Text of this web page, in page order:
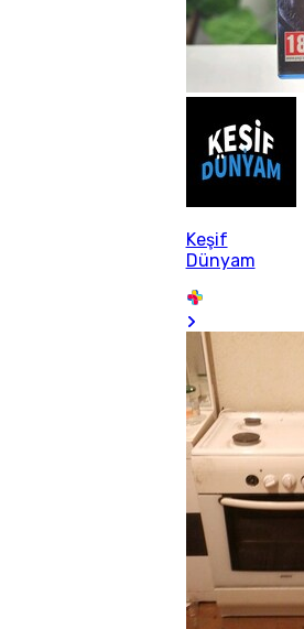
Keşif
Dünyam